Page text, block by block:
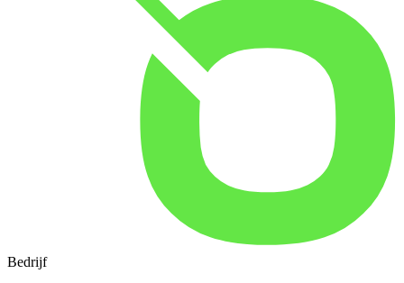
Bedrijf